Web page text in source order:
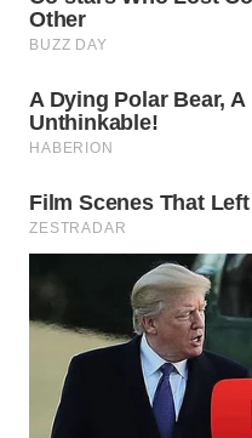
WN
PRIANGAN
WN
SEMARANG
WN
BOROBUDUR
MADURA